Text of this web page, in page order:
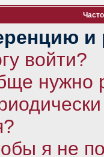
и
войти?
нужно
я не